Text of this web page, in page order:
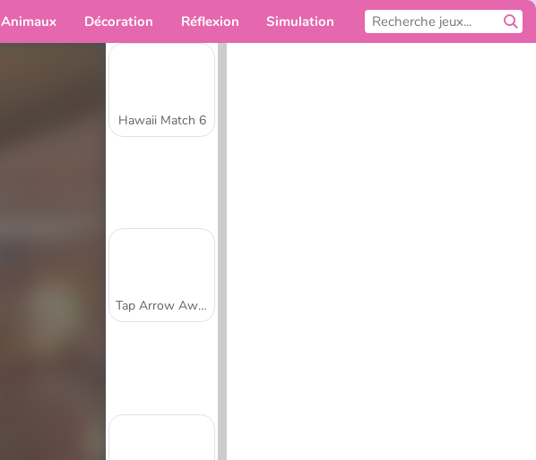
Animaux Décoration Réflexion Simulation
Hawaii Match 6
Tap Arrow Away